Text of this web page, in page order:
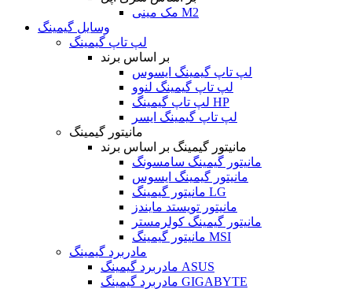
مک مینی M2
وسایل گیمینگ
لپ تاپ گیمینگ
بر اساس برند
لپ تاپ گیمینگ ایسوس
لپ تاپ گیمینگ لنوو
لپ تاپ گیمینگ HP
لپ تاپ گیمینگ ایسر
مانیتور گیمینگ
مانیتور گیمینگ بر اساس برند
مانیتور گیمینگ سامسونگ
مانیتور گیمینگ ایسوس
مانیتور گیمینگ LG
مانیتور تویستد مایندز
مانیتور گیمینگ کولرمستر
مانیتور گیمینگ MSI
مادربرد گیمینگ
مادربرد گیمینگ ASUS
مادربرد گیمینگ GIGABYTE